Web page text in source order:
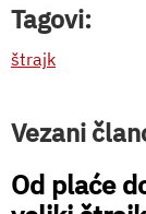
Tagovi:
štrajk
Vezani
Od plaće